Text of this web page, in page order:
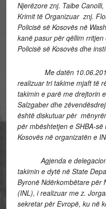
Njerëzore znj. Taibe
Krimit të Organizuar znj.
Policisë së Kosovës në
kanë pasur për qëllim
Policisë së Kosovës dhe
Me datën 10.06.2019
realizuar tri takime mjaft të
takimin e parë me drejtorin
Salzgaber dhe
është diskutuar për
për mbështetjen e SHBA-
Kosovës në organizatën e
Agjenda e delegacionit
takimin e dytë në State
Byronë Ndërkombëtare për
(INL), i realizuar me z.
sekretar për Evropë, ku në